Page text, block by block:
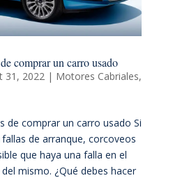
comprar un carro usado
31, 2022| Motores Cabriales,
de comprar un carro usado Si
de arranque, corcoveos
que haya una falla en el
mismo. ¿Qué debes hacer